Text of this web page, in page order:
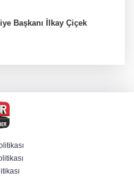
Başkanı İlkay Çiçek
MASAK para
şehitleri incitecek